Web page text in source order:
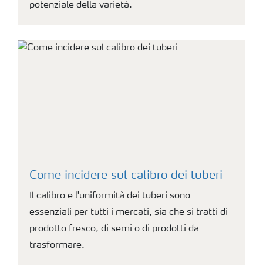
potenziale della varietà.
Come incidere sul calibro dei tuberi
Il calibro e l'uniformità dei tuberi sono
essenziali per tutti i mercati, sia che si tratti di
prodotto fresco, di semi o di prodotti da
trasformare.